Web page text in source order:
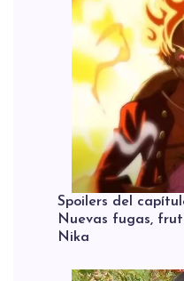
Spoilers del
Nuevas fugas,
Nika